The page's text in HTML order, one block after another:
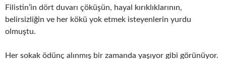
Filistin’in dört duvarı çöküşün, hayal kırıklıklarının,
belirsizliğin ve her kökü yok etmek isteyenlerin yurdu
olmuştu.
Her sokak ödünç alınmış bir zamanda yaşıyor gibi görünüyor.